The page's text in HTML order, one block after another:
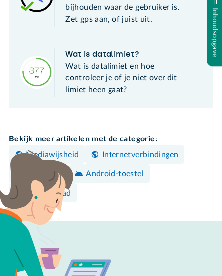
Inhoudsopgave
bijhouden waar de gebruiker is.
Zet gps aan, of juist uit.
Wat is datalimiet?
Wat is datalimiet en hoe
controleer je of je niet over dit
limiet heen gaat?
Bekijk meer artikelen met de categorie:
Mediawijsheid
Internetverbindingen
Navigeren Android-toestel
iPhone/iPad